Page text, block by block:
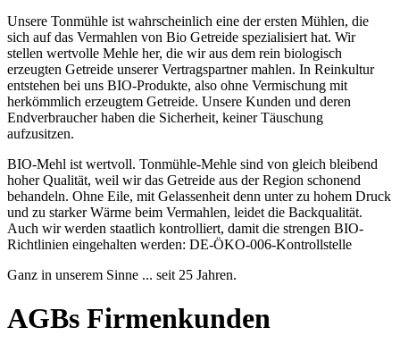
Unsere Tonmühle ist wahrscheinlich eine der ersten Mühlen, die
sich auf das Vermahlen von Bio Getreide spezialisiert hat. Wir
stellen wertvolle Mehle her, die wir aus dem rein biologisch
erzeugten Getreide unserer Vertragspartner mahlen. In Reinkultur
entstehen bei uns BIO-Produkte, also ohne Vermischung mit
herkömmlich erzeugtem Getreide. Unsere Kunden und deren
Endverbraucher haben die Sicherheit, keiner Täuschung
aufzusitzen.
BIO-Mehl ist wertvoll. Tonmühle-Mehle sind von gleich bleibend
hoher Qualität, weil wir das Getreide aus der Region schonend
behandeln. Ohne Eile, mit Gelassenheit denn unter zu hohem Druck
und zu starker Wärme beim Vermahlen, leidet die Backqualität.
Auch wir werden staatlich kontrolliert, damit die strengen BIO-
Richtlinien eingehalten werden: DE-ÖKO-006-Kontrollstelle
Ganz in unserem Sinne ... seit 25 Jahren.
AGBs Firmenkunden